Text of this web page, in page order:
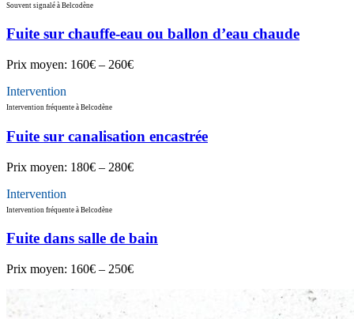
Souvent signalé à Belcodène
Fuite sur chauffe-eau ou ballon d’eau chaude
Prix moyen: 160€ – 260€
Intervention
Intervention fréquente à Belcodène
Fuite sur canalisation encastrée
Prix moyen: 180€ – 280€
Intervention
Intervention fréquente à Belcodène
Fuite dans salle de bain
Prix moyen: 160€ – 250€